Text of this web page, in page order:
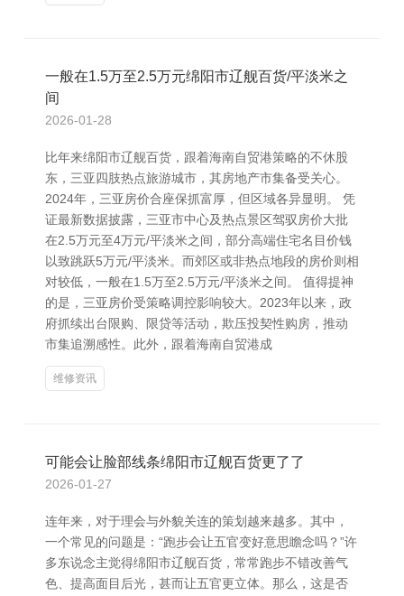
一般在1.5万至2.5万元绵阳市辽舰百货/平淡米之
间
2026-01-28
比年来绵阳市辽舰百货，跟着海南自贸港策略的不休股
东，三亚四肢热点旅游城市，其房地产市集备受关心。
2024年，三亚房价合座保抓富厚，但区域各异显明。 凭
证最新数据披露，三亚市中心及热点景区驾驭房价大批
在2.5万元至4万元/平淡米之间，部分高端住宅名目价钱
以致跳跃5万元/平淡米。而郊区或非热点地段的房价则相
对较低，一般在1.5万至2.5万元/平淡米之间。 值得提神
的是，三亚房价受策略调控影响较大。2023年以来，政
府抓续出台限购、限贷等活动，欺压投契性购房，推动
市集追溯感性。此外，跟着海南自贸港成
维修资讯
可能会让脸部线条绵阳市辽舰百货更了了
2026-01-27
连年来，对于理会与外貌关连的策划越来越多。其中，
一个常见的问题是：“跑步会让五官变好意思瞻念吗？”许
多东说念主觉得绵阳市辽舰百货，常常跑步不错改善气
色、提高面目后光，甚而让五官更立体。那么，这是否